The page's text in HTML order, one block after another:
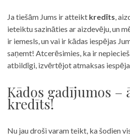
Ja tiešām Jums ir atteikt kredīts,
ieteiktu sazināties ar aizdevēju, un
ir iemesls, un vai ir kādas iespējas
saņemt! Atcerēsimies, ka ir
atbildīgi, izvērtējot atmaksas
Kādos gadījumos –
kredīts!
Nu jau droši varam teikt, ka šodien